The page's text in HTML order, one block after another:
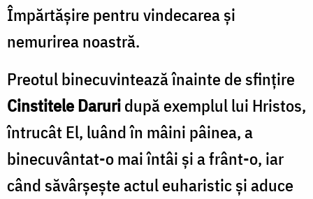
Împărtășire pentru vindecarea şi
nemurirea noastră.
Preotul binecuvintează înainte de sfințire
Cinstitele Daruridupă exemplul lui Hristos,
întrucât El, luând în mâini pâinea, a
binecuvântat-o mai întâi și a frânt-o, iar
când săvârșește actul euharistic și aduce